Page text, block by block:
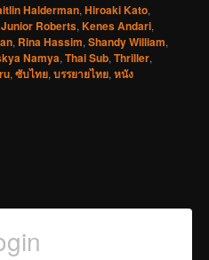
Halderman,Hiroaki Kato,
Junior Roberts,Kenes Andari,
, Rina Hassim,Shandy William,
Namya,Thai Sub,Thriller,
,ซับไทย,บรรยายไทย,หนัง